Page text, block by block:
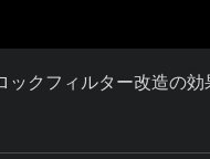
クフィルター改造の効